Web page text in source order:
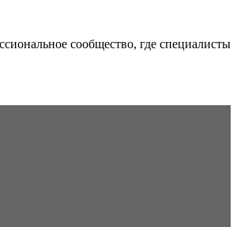
сообщество, где специалисты